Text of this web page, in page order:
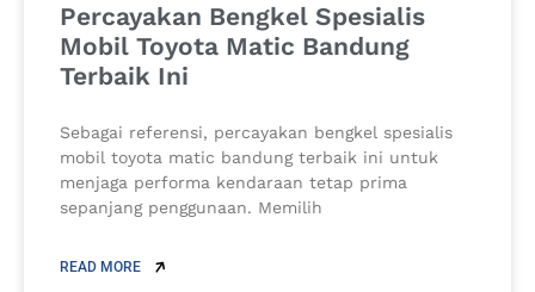
Percayakan Bengkel Spesialis
Mobil Toyota Matic Bandung
Terbaik Ini
Sebagai referensi, percayakan bengkel spesialis
mobil toyota matic bandung terbaik ini untuk
menjaga performa kendaraan tetap prima
sepanjang penggunaan. Memilih
READ MORE